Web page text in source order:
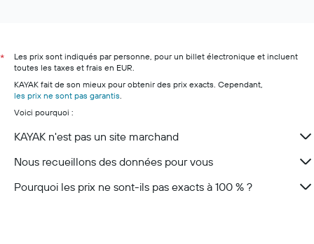
*
Les prix sont indiqués par personne, pour un billet électronique et incluent
toutes les taxes et frais en EUR.
KAYAK fait de son mieux pour obtenir des prix exacts. Cependant,
les prix ne sont pas garantis
Voici pourquoi :
KAYAK n'est pas un site marchand
Nous recueillons des données pour vous
Pourquoi les prix ne sont-ils pas exacts à 100 % ?